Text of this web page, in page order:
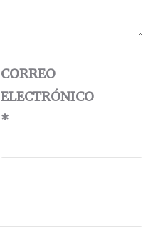
CORREO
ELECTRÓNICO
*